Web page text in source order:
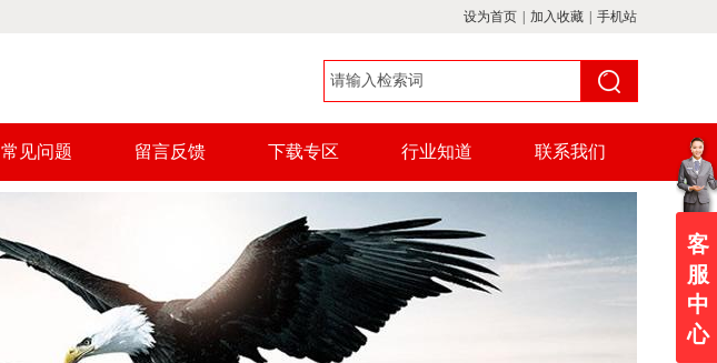
设为首页 加入收藏 手机站
常见问题 留言反馈 下载专区 行业知道 联系我们
客
服
中
心